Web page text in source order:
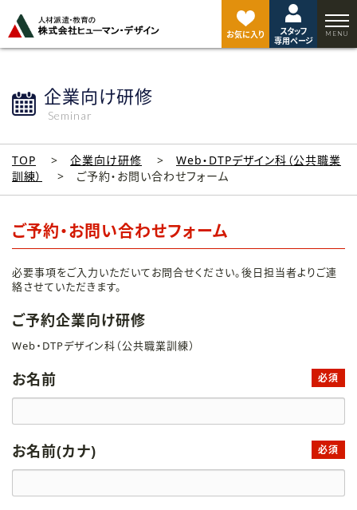
お気に入り
スタッフ
専用ページ
企業向け研修
Seminar
TOP 企業向け研修
Web・DTPデザイン科（公共職業
訓練）
ご予約・お問い合わせフォーム
ご予約・お問い合わせフォーム
必要事項をご入力いただいてお問合せください。後日担当者よりご連
絡させていただきます。
ご予約企業向け研修
Web・DTPデザイン科（公共職業訓練）
お名前 必須
お名前(カナ) 必須
ジ
ト